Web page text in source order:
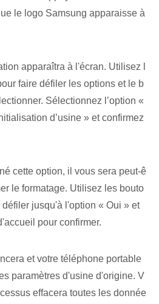
le logo Samsung apparaisse à
apparaîtra à l'écran. Utilisez l
faire défiler les options et le b
Sélectionnez l’option «
d’usine » et confirmez
cette option, il vous sera peut-ê
le formatage. Utilisez les bouto
jusqu'à l'option « Oui » et
pour confirmer.
et votre téléphone portable
paramètres d'usine d'origine. V
effacera toutes les donnée